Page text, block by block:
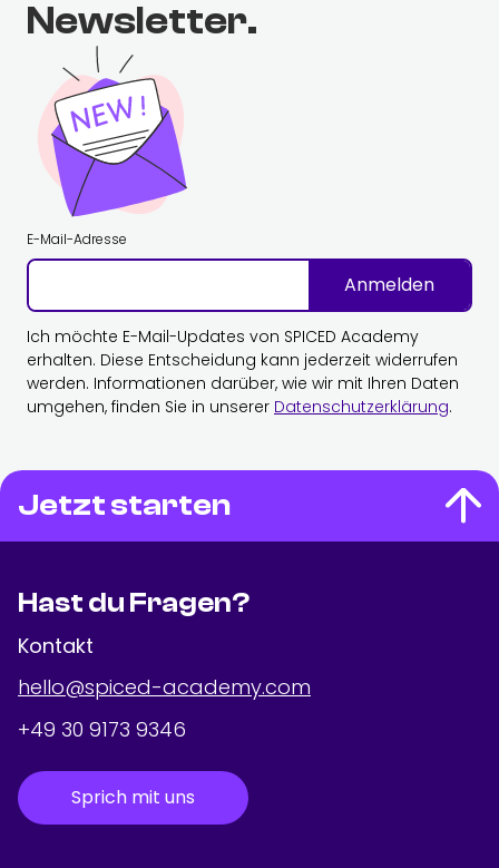
Newsletter.
E-Mail-Adresse
Anmelden
Ich möchte E-Mail-Updates von SPICED Academy
erhalten. Diese Entscheidung kann jederzeit widerrufen
werden. Informationen darüber, wie wir mit Ihren Daten
umgehen, finden Sie in unserer Datenschutzerklärung.
Jetzt starten
Hast du Fragen?
Kontakt
hello@spiced-academy.com
+49 30 9173 9346
Sprich mit uns